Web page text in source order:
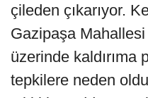
çileden çıkarıyor.
Gazipaşa
üzerinde kaldırıma
tepkilere neden